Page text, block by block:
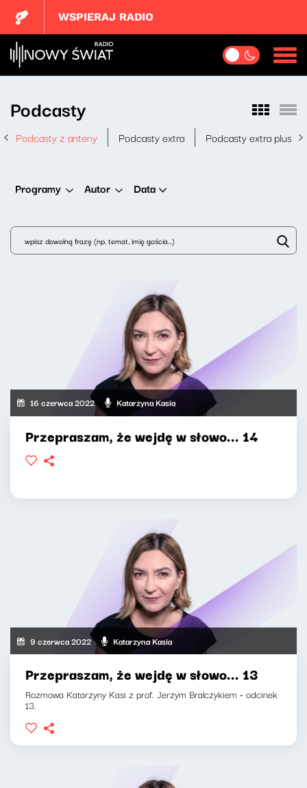
WSPIERAJ RADIO
Podcasty
Podcasty z anteny Podcasty extra Podcasty extra plus
Programy Autor Data
16 czerwca 2022 Katarzyna Kasia
Przepraszam, że wejdę w słowo... 14
9 czerwca 2022 Katarzyna Kasia
Przepraszam, że wejdę w słowo... 13
Rozmowa Katarzyny Kasi z prof. Jerzym Bralczykiem - odcinek
13.